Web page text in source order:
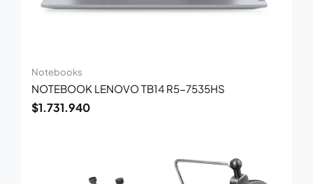
Notebooks
NOTEBOOK LENOVO TB14 R5-7535HS
$1.731.940